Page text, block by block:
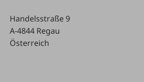
Handelsstraße 9
A-4844 Regau
Österreich